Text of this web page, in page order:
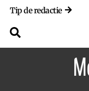
Tip de redactie